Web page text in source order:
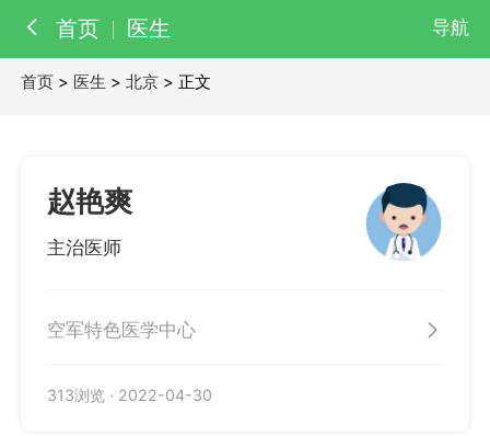
首页 医生 导航
医生
首页 > 医生 >北京 > 正文
赵艳爽
主治医师
空军特色医学中心
313浏览 · 2022-04-30